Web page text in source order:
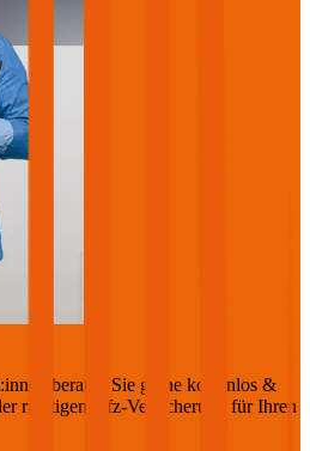
beraten Sie gerne kostenlos &
richtigen Kfz-Versicherung für Ihren